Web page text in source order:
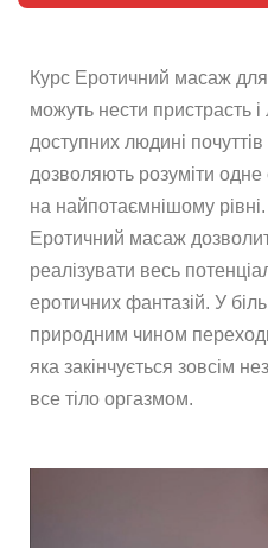
Курс Еротичний масаж
можуть нести пристрасть
доступних людині
дозволяють розуміти
на найпотаємнішому рівні.
Еротичний масаж
реалізувати весь
еротичних фантазій. У
природним чином
яка закінчується зовсім
все тіло оргазмом.